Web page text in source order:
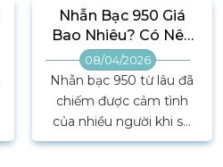
Nhẫn Bạc 950 Giá
Bao Nhiêu? Có Nên
Mua Hay Không?
08/04/2026
Nhẫn bạc 950 từ lâu đã
chiếm được cảm tình
của nhiều người khi sở
hữu độ tinh khiết cao